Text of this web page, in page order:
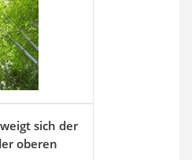
sich der
oberen